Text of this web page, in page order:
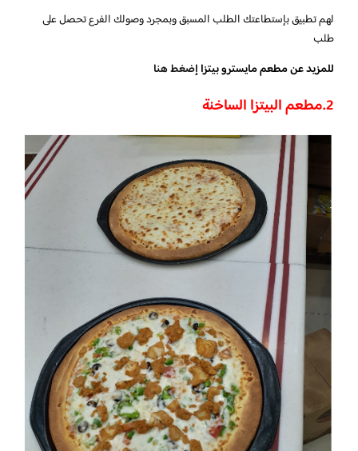
لهم تطبيق بإستطاعتك الطلب المسبق وبمجرد وصولك الفرع تحصل على
طلب
للمزيد عن مطعم مايسترو بيتزاإضغط هنا
2.مطعم البيتزا الساخنة